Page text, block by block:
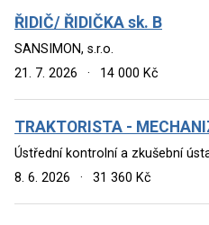
ŘIDIČ/ ŘIDIČKA sk. B
SANSIMON, s.r.o.
21. 7. 2026
· 14 000 Kč
TRAKTORISTA -
Ústřední kontrolní a zkušební
8. 6. 2026
· 31 360 Kč